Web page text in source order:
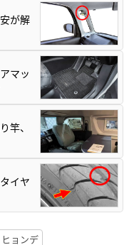
が解
マッ
竿、
イヤ
ヒョンデ